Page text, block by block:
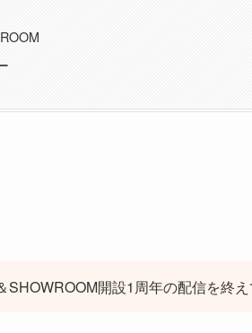
SHOWROOM開設1周年の配信を終え